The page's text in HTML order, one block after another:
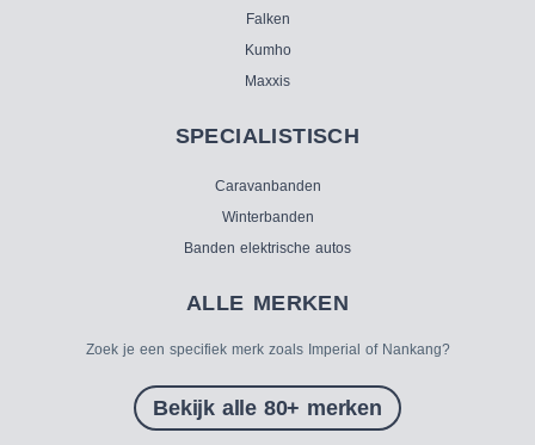
Falken
Kumho
Maxxis
SPECIALISTISCH
Caravanbanden
Winterbanden
Banden elektrische autos
ALLE MERKEN
Zoek je een specifiek merk zoals Imperial of Nankang?
Bekijk alle 80+ merken